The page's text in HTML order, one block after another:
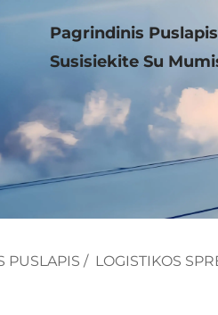
Pagrindinis Puslapis
Susisiekite Su
PUSLAPIS / LOGISTIKOS